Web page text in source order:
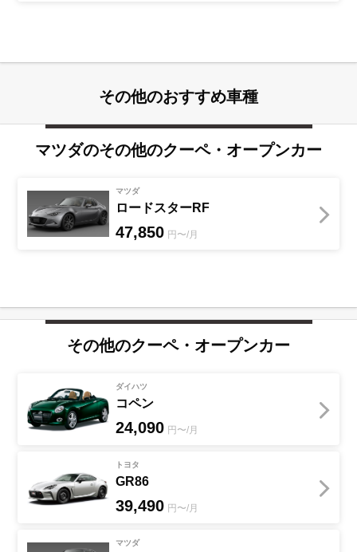
その他のおすすめ車種
マツダのその他のクーペ・オープンカー
マツダ
ロードスターRF
47,850 円〜/月
その他のクーペ・オープンカー
ダイハツ
コペン
24,090 円〜/月
トヨタ
GR86
39,490 円〜/月
マツダ